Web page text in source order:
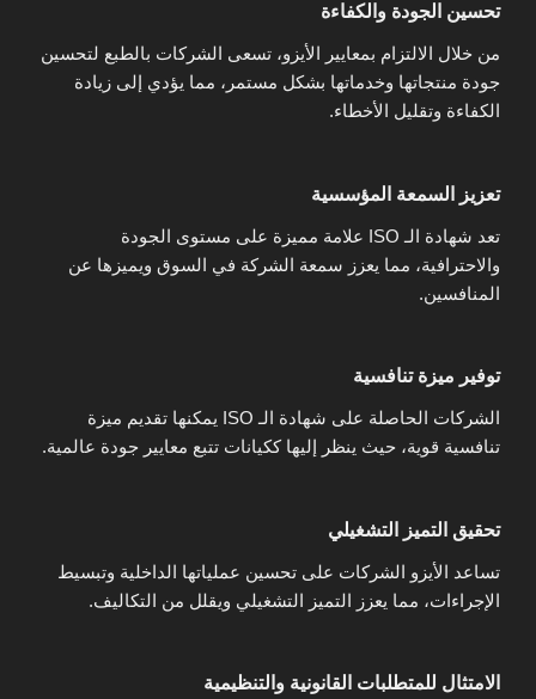
تحسين الجودة والكفاءة
من خلال الالتزام بمعايير الأيزو، تسعى الشركات بالطبع لتحسين
جودة منتجاتها وخدماتها بشكل مستمر، مما يؤدي إلى زيادة
الكفاءة وتقليل الأخطاء.
تعزيز السمعة المؤسسية
تعد شهادة الـ ISO علامة مميزة على مستوى الجودة
والاحترافية، مما يعزز سمعة الشركة في السوق ويميزها عن
المنافسين.
توفير ميزة تنافسية
الشركات الحاصلة على شهادة الـ ISO يمكنها تقديم ميزة
تنافسية قوية، حيث ينظر إليها ككيانات تتبع معايير جودة عالمية.
تحقيق التميز التشغيلي
تساعد الأيزو الشركات على تحسين عملياتها الداخلية وتبسيط
الإجراءات، مما يعزز التميز التشغيلي ويقلل من التكاليف.
الامتثال للمتطلبات القانونية والتنظيمية